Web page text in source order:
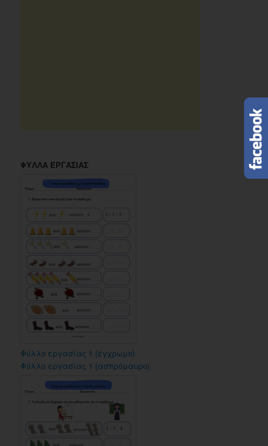
ΦΥΛΛΑ ΕΡΓΑΣΙΑΣ
Φύλλο εργασίας 1 (έγχρωμο)
Φύλλο εργασίας 1 (ασπρόμαυρο)